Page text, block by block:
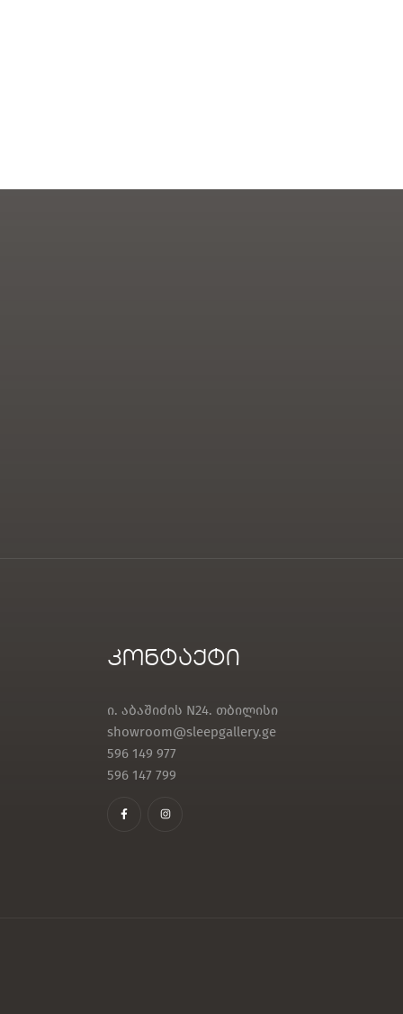
კონტაქტი
ი. აბაშიძის N24. თბილისი
showroom@sleepgallery.ge
596 149 977
596 147 799